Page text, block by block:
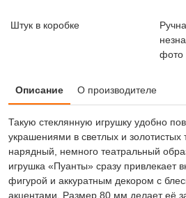
Штук в коробке
фото .
Описание О производителе
Такую стеклянную игрушку удобно
украшениями в светлых и золотистых
нарядный, немного театральный
игрушка «Пуанты» сразу привлекает
фигурой и аккуратным декором с
акцентами. Размер 80 мм делает её